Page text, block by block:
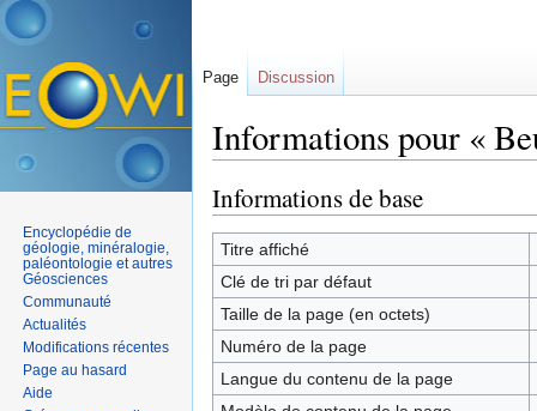
Informations pour «
Informations de base
Titre affiché
Clé de tri par défaut
Taille de la page (en octets)
Numéro de la page
Langue du contenu de la page
Page Discussion
Encyclopédie de
géologie, minéralogie,
paléontologie et autres
Géosciences
Communauté
Actualités
Modifications récentes
Page au hasard
Aide